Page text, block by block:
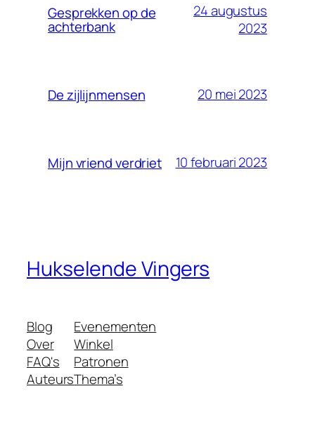
Gesprekken op de
achterbank
24 augustus
2023
De zijlijnmensen 20 mei 2023
Mijn vriend verdriet 10 februari 2023
Hukselende Vingers
Blog
Over
FAQ's
Auteurs
Evenementen
Winkel
Patronen
Thema’s